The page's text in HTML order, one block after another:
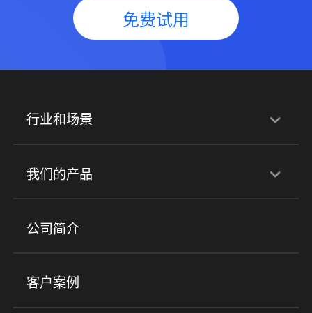
免费试用
行业和场景
行业解决方案
培训机构 职业技能培训 兴趣培训
金融行业
我们的产品
产品
小程序商城 ERP 企微SCRM
社群圈子
公司简介
客户案例